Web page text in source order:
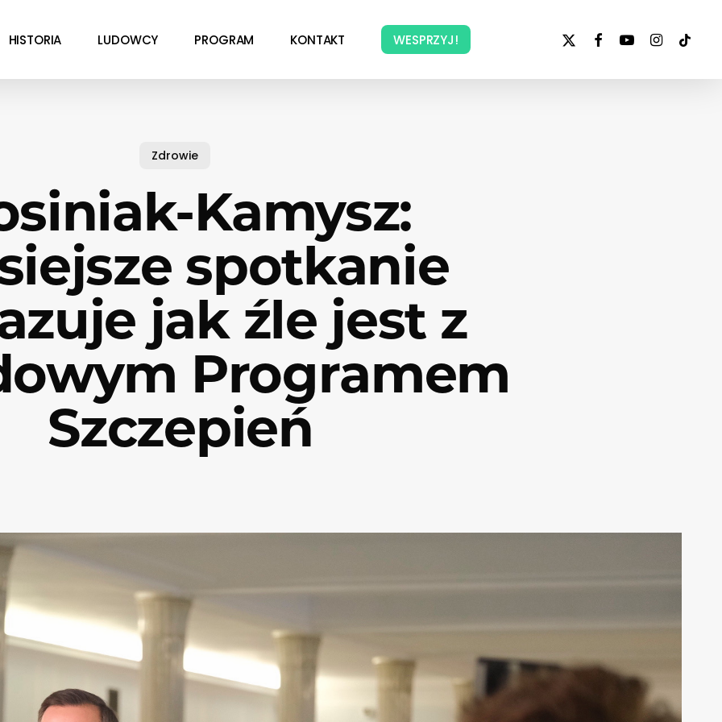
HISTORIA LUDOWCY PROGRAM KONTAKT WESPRZYJ!
x-
facebookyoutubeinstagram
tiktok
Zdrowie
Kamysz:
spotkanie
jak źle jest z
Programem
Szczepień